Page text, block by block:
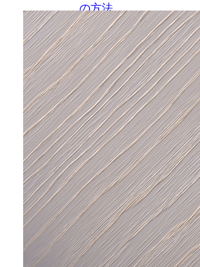
の方法
お問い合わせ
お問い合わせ
Q&A
Home
Podcast